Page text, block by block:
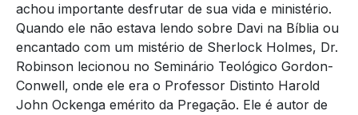
achou importante desfrutar de sua vida e ministério.
Quando ele não estava lendo sobre Davi na Bíblia ou
encantado com um mistério de Sherlock Holmes, Dr.
Robinson lecionou no Seminário Teológico Gordon-
Conwell, onde ele era o Professor Distinto Harold
John Ockenga emérito da Pregação. Ele é autor de